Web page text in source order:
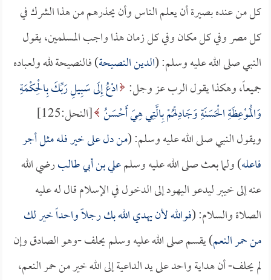
كل من عنده بصيرة أن يعلم الناس وأن يحذرهم من هذا الشرك في
كل مصر وفي كل مكان وفي كل زمان هذا واجب المسلمين، يقول
النبي صلى الله عليه وسلم: (الدين النصيحة) فالنصيحة لله ولعباده
جميعاً، وهكذا يقول الرب عز وجل: ادْعُ إِلَى سَبِيلِ رَبِّكَ بِالْحِكْمَةِ
وَالْمَوْعِظَةِ الْحَسَنَةِ وَجَادِلْهُمْ بِالَّتِي هِيَ أَحْسَنُ
[النحل:125]
ويقول النبي صلى الله عليه وسلم: (من دل على خير فله مثل أجر
فاعله) ولما بعث صلى الله عليه وسلمعلي بن أبي طالبرضي الله
عنه إلى خيبر ليدعو اليهود إلى الدخول في الإسلام قال له عليه
الصلاة والسلام: (فوالله لأن يهدي الله بك رجلاً واحداً خير لك
من حمر النعم) يقسم صلى الله عليه وسلم يحلف -وهو الصادق وإن
لم يحلف- أن هداية واحد على يد الداعية إلى الله خير من حمر النعم،